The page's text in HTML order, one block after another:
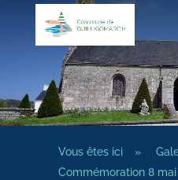
Vous êtes ici »
Commémoration 8 mai